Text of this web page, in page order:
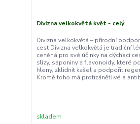
Divizna velkokvětá květ - celý
Divizna velkokvětá – přírodní
cest Divizna velkokvětá je tradiční
ceněná pro své účinky na dýchací
slizy, saponiny a flavonoidy, které
hleny, zklidnit kašel a podpořit
Kromě toho má protizánětlivé a
skladem